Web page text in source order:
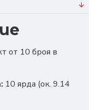
от 10 броя в
10 ярда (ок. 9.14